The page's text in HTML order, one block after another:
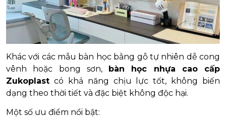
Khác với các mẫu bàn học bằng gỗ tự nhiên dễ cong
vênh hoặc bong sơn, bàn học nhựa cao cấp
Zukoplast có khả năng chịu lực tốt, không biến
dạng theo thời tiết và đặc biệt không độc hại.
Một số ưu điểm nổi bật: